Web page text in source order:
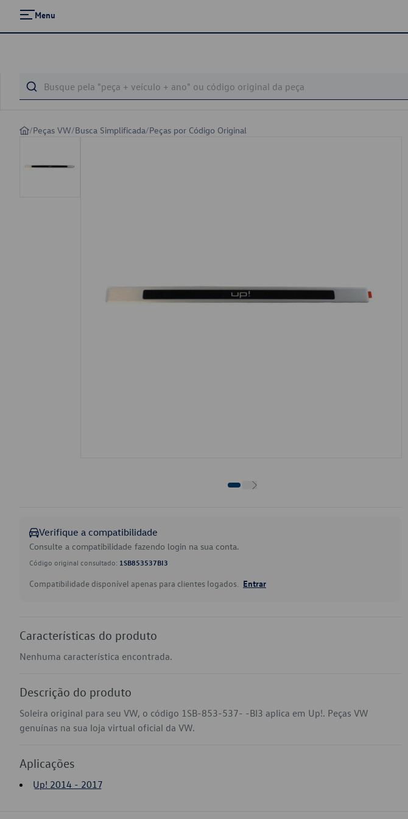
Menu
/Peças VW/Busca Simplificada/Peças por Código Original
Verifique a compatibilidade
Consulte a compatibilidade fazendo login na sua conta.
Código original consultado: 1SB853537BI3
Compatibilidade disponível apenas para clientes logados. Entrar
Características do produto
Nenhuma característica encontrada.
Descrição do produto
Soleira original para seu VW, o código 1SB-853-537- -BI3 aplica em Up!. Peças VW
genuínas na sua loja virtual oficial da VW.
Aplicações
Up! 2014 - 2017